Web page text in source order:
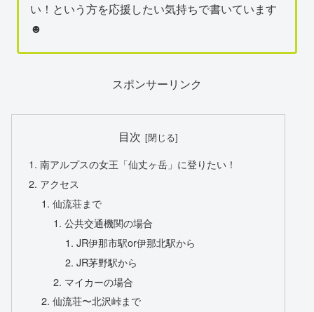
い！という方を応援したい気持ちで書いています
☻
スポンサーリンク
目次
南アルプスの女王「仙丈ヶ岳」に登りたい！
アクセス
仙流荘まで
公共交通機関の場合
JR伊那市駅or伊那北駅から
JR茅野駅から
マイカーの場合
仙流荘〜北沢峠まで